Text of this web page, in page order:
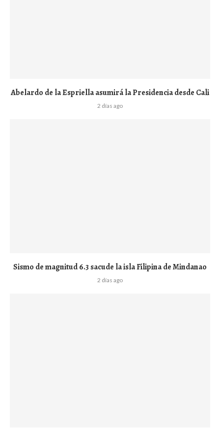
Abelardo de la Espriella asumirá la Presidencia desde Cali
2 días ago
Sismo de magnitud 6.3 sacude la isla Filipina de Mindanao
2 días ago